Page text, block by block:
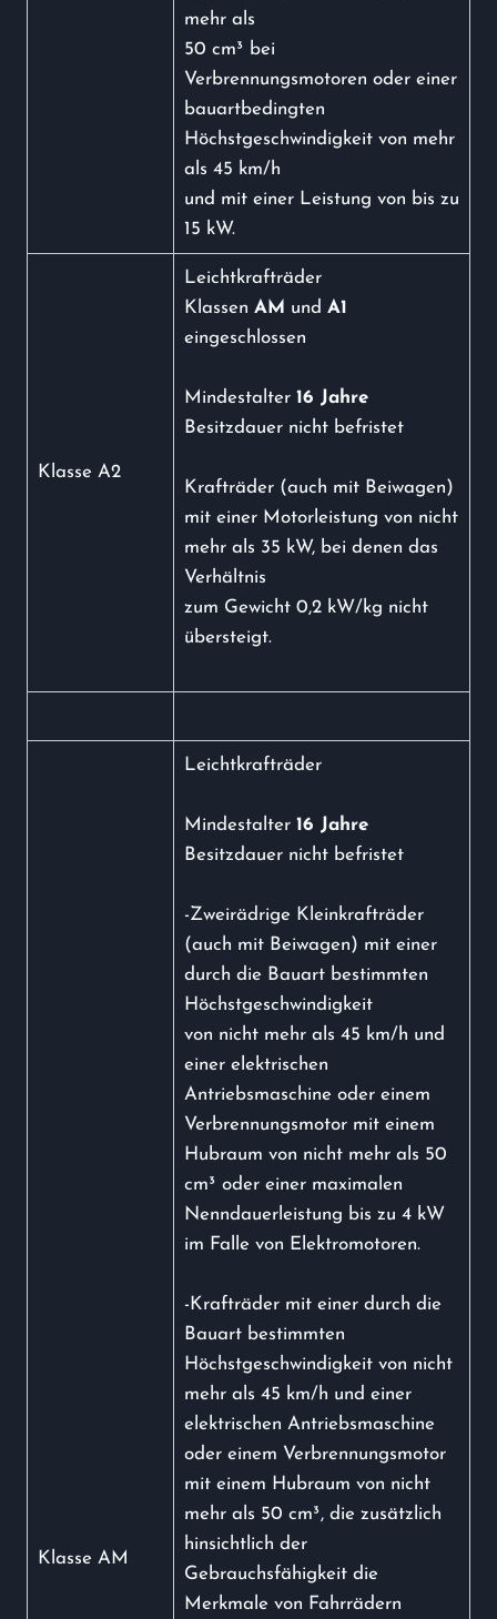
mehr als
50 cm³ bei
Verbrennungsmotoren oder einer
bauartbedingten
Höchstgeschwindigkeit von mehr
als 45 km/h
und mit einer Leistung von bis zu
15 kW.
Klasse A2
Leichtkrafträder
Klassen AM und A1
eingeschlossen
Mindestalter 16 Jahre
Besitzdauer nicht befristet
Krafträder (auch mit Beiwagen)
mit einer Motorleistung von nicht
mehr als 35 kW, bei denen das
Verhältnis
zum Gewicht 0,2 kW/kg nicht
übersteigt.
Klasse AM
Leichtkrafträder
Mindestalter 16 Jahre
Besitzdauer nicht befristet
-Zweirädrige Kleinkrafträder
(auch mit Beiwagen) mit einer
durch die Bauart bestimmten
Höchstgeschwindigkeit
von nicht mehr als 45 km/h und
einer elektrischen
Antriebsmaschine oder einem
Verbrennungsmotor mit einem
Hubraum von nicht mehr als 50
cm³ oder einer maximalen
Nenndauerleistung bis zu 4 kW
im Falle von Elektromotoren.
-Krafträder mit einer durch die
Bauart bestimmten
Höchstgeschwindigkeit von nicht
mehr als 45 km/h und einer
elektrischen Antriebsmaschine
oder einem Verbrennungsmotor
mit einem Hubraum von nicht
mehr als 50 cm³, die zusätzlich
hinsichtlich der
Gebrauchsfähigkeit die
Merkmale von Fahrrädern